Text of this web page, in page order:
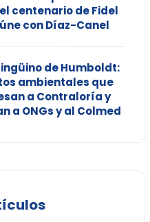
centenario de Fidel
con Díaz-Canel
de Humboldt:
ambientales que
a Contraloría y
a ONGs y al Colmed